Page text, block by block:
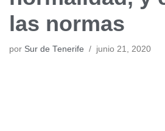
las normas
por Sur de Tenerife junio 21, 2020